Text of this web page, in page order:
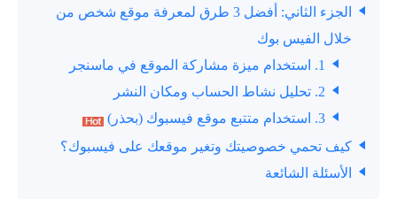
الجزء الثاني: أفضل 3 طرق لمعرفة موقع شخص من
خلال الفيس بوك
1. استخدام ميزة مشاركة الموقع في ماسنجر
2. تحليل نشاط الحساب ومكان النشر
3. استخدام متتبع موقع فيسبوك (بحذر)
كيف تحمي خصوصيتك وتغير موقعك على فيسبوك؟
الأسئلة الشائعة